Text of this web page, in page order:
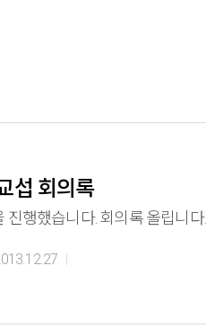
섭 회의록
진행했습니다. 회의록 올립니다.